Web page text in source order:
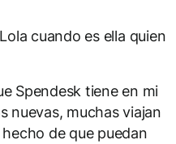
cuando es ella quien
Spendesk tiene en mi
nuevas, muchas viajan
de que puedan